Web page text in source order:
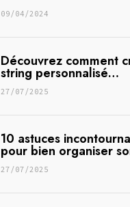
09/04/2024
Découvrez comment
string personnalisé…
27/07/2025
10 astuces
pour bien organiser
27/07/2025